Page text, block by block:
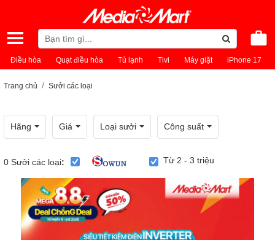
Điều hòa Quạt điều hòa Tủ lạnh Tivi Máy giặt iPhone 17
Trang chủ Sưởi các loại
Hãng Giá Loại sưởi Công suất
0 Sưởi các loại: Từ 2 - 3 triệu